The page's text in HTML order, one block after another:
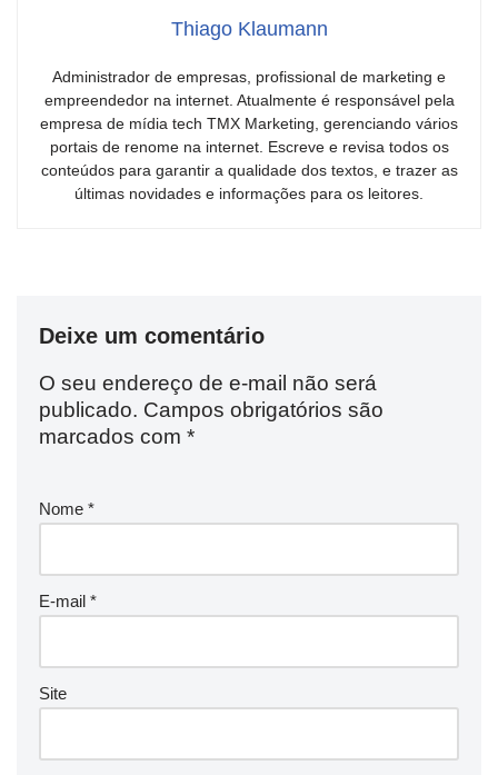
Thiago Klaumann
Administrador de empresas, profissional de marketing e
empreendedor na internet. Atualmente é responsável pela
empresa de mídia tech TMX Marketing, gerenciando vários
portais de renome na internet. Escreve e revisa todos os
conteúdos para garantir a qualidade dos textos, e trazer as
últimas novidades e informações para os leitores.
Deixe um comentário
O seu endereço de e-mail não será
publicado. Campos obrigatórios são
marcados com *
Nome *
E-mail *
Site